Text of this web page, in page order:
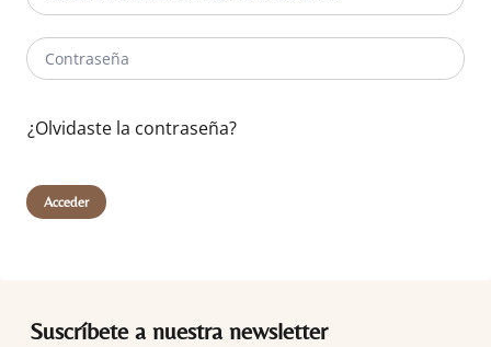
¿Olvidaste la contraseña?
Acceder
Suscríbete a nuestra newsletter